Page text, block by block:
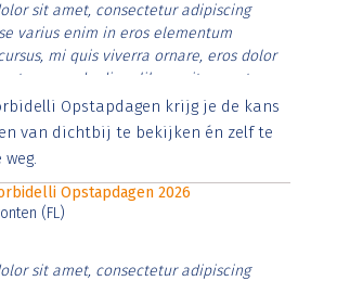
sit amet, consectetur adipiscing
varius enim in eros elementum
mi quis viverra ornare, eros dolor
ut commodo diam libero vitae erat.
nibh et justo cursus id rutrum lorem
ut sem vitae risus tristique posuere.
Opstapdagen krijg je de kans
van dichtbij te bekijken én zelf te
Opstapdagen 2026
(FL)
sit amet, consectetur adipiscing